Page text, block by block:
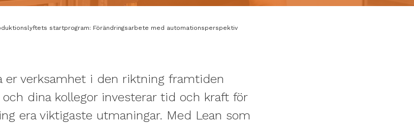
startprogram: Förändringsarbete med automationsperspektiv
er verksamhet i den riktning framtiden
dina kollegor investerar tid och kraft för
era viktigaste utmaningar. Med Lean som